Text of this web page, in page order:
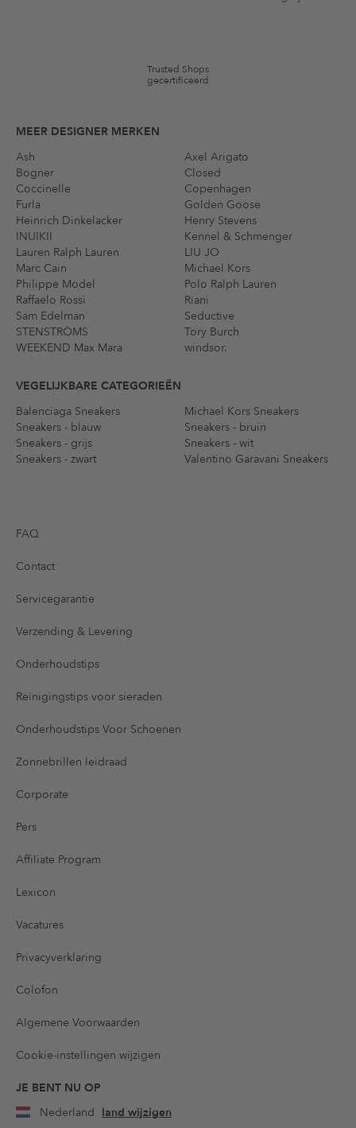
Trusted Shops
gecertificeerd
MEER DESIGNER MERKEN
Ash
Axel Arigato
Bogner
Closed
Coccinelle
Copenhagen
Furla
Golden Goose
Heinrich Dinkelacker
Henry Stevens
INUIKII
Kennel & Schmenger
Lauren Ralph Lauren
LIU JO
Marc Cain
Michael Kors
Philippe Model
Polo Ralph Lauren
Raffaelo Rossi
Riani
Sam Edelman
Seductive
STENSTRÖMS
Tory Burch
WEEKEND Max Mara
windsor.
VEGELIJKBARE CATEGORIEËN
Balenciaga Sneakers
Michael Kors Sneakers
Sneakers - blauw
Sneakers - bruin
Sneakers - grijs
Sneakers - wit
Sneakers - zwart
Valentino Garavani Sneakers
FAQ
Contact
Servicegarantie
Verzending & Levering
Onderhoudstips
Reinigingstips voor sieraden
Onderhoudstips Voor Schoenen
Zonnebrillen leidraad
Corporate
Pers
Affiliate Program
Lexicon
Vacatures
Privacyverklaring
Colofon
Algemene Voorwaarden
Cookie-instellingen wijzigen
JE BENT NU OP
Nederland land wijzigen